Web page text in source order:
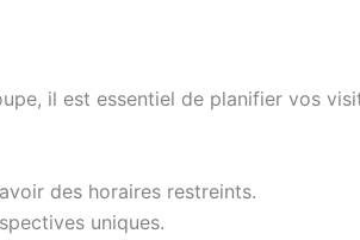
il est essentiel de planifier vos
des horaires restreints.
uniques.